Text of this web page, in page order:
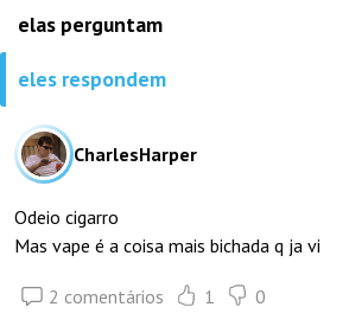
elas perguntam
eles respondem
CharlesHarper
Odeio cigarro
Mas vape é a coisa mais bichada q ja vi
2 comentários 1 0